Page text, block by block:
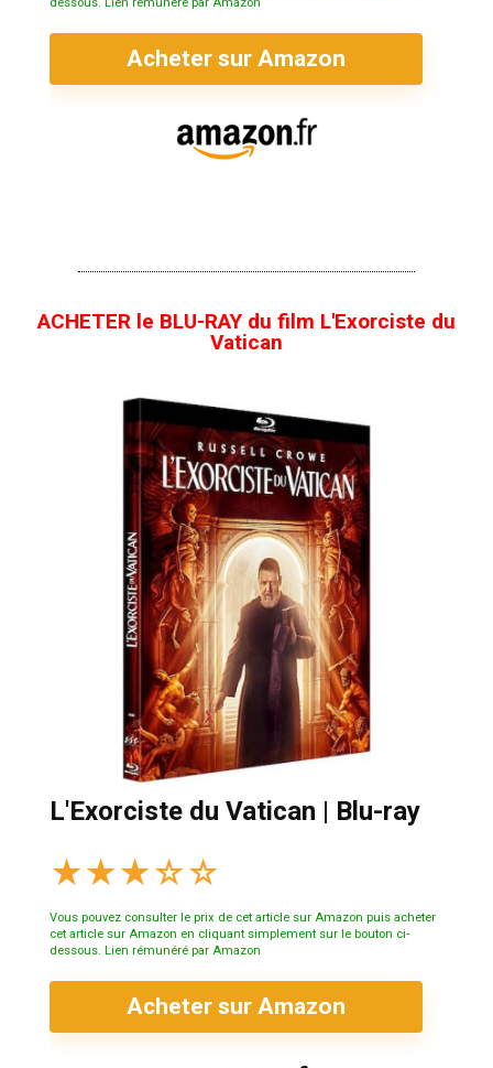
Acheter sur Amazon
ACHETER le BLU-RAY du film L'Exorciste du
Vatican
L'Exorciste du Vatican | Blu-ray
★★★☆☆
Vous pouvez consulter le prix de cet article sur Amazon puis acheter
cet article sur Amazon en cliquant simplement sur le bouton ci-
dessous. Lien rémunéré par Amazon
Acheter sur Amazon